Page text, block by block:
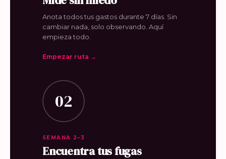
Anota todos tus gastos durante 7 días. Sin
cambiar nada, solo observando. Aquí
empieza todo.
Empezar ruta →
02
SEMANA 2–3
Encuentra tus fugas